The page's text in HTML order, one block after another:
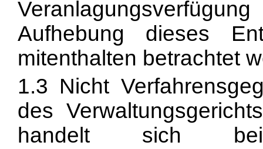
Aufhebung dieses
mitenthalten betrachtet
1.3 Nicht
des
handelt sich